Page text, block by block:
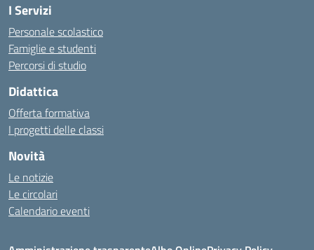
I Servizi
Personale scolastico
Famiglie e studenti
Percorsi di studio
Didattica
Offerta formativa
I progetti delle classi
Novità
Le notizie
Le circolari
Calendario eventi